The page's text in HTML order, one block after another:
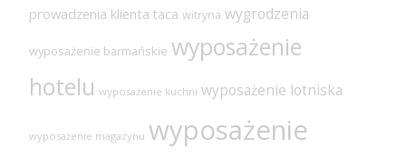
prowadzenia klienta taca witryna wygrodzenia
wyposażenie barmańskie wyposażenie
hotelu wyposażenie kuchni wyposażenie lotniska
wyposażenie magazynu wyposażenie